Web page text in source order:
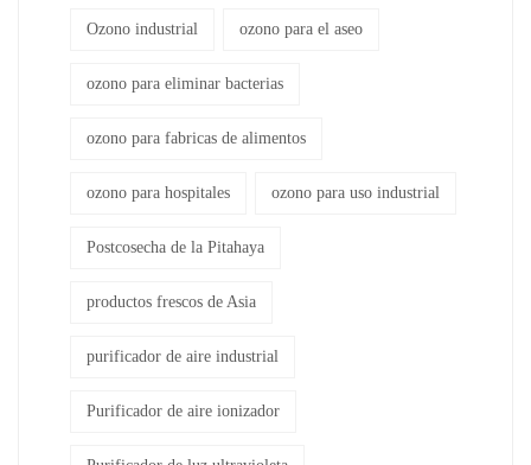
Ozono industrial ozono para el aseo
ozono para eliminar bacterias
ozono para fabricas de alimentos
ozono para hospitales ozono para uso industrial
Postcosecha de la Pitahaya
productos frescos de Asia
purificador de aire industrial
Purificador de aire ionizador